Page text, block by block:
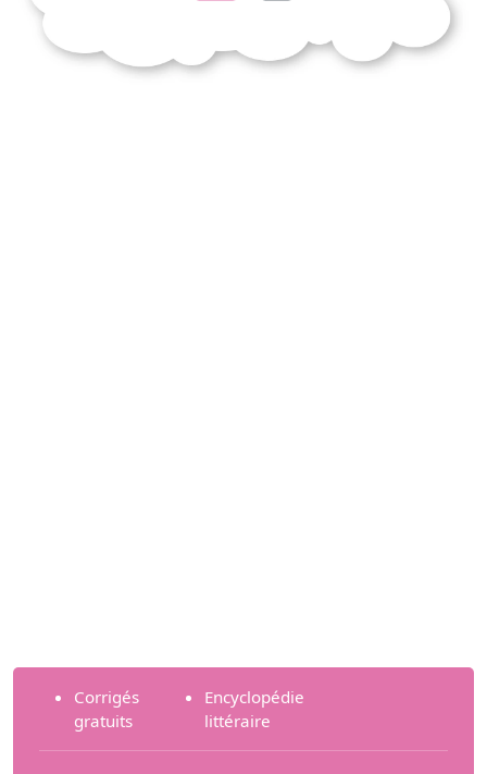
Corrigés
gratuits
Encyclopédie
littéraire